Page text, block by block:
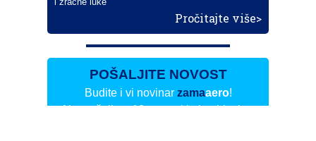
Pročitajte više>
POŠALJITE NOVOST
Budite i vi novinar zamaaero!
Ako pošaljete 10 novosti koje objavimo